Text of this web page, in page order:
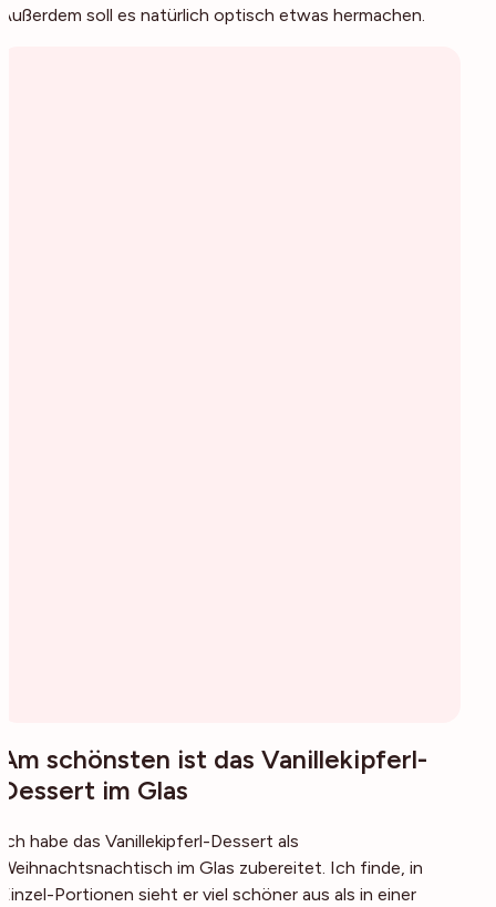
Außerdem soll es natürlich optisch etwas hermachen.
Am schönsten ist das Vanillekipferl-
Dessert im Glas
Ich habe das Vanillekipferl-Dessert als
Weihnachtsnachtisch im Glas zubereitet. Ich finde, in
Einzel-Portionen sieht er viel schöner aus als in einer